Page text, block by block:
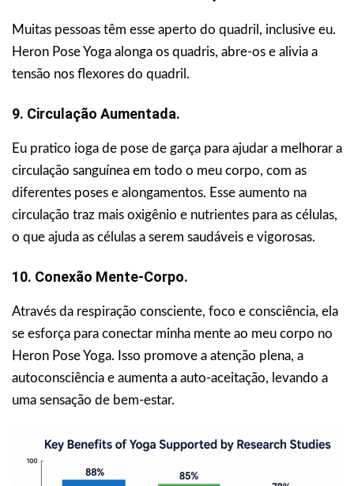
Muitas pessoas têm esse aperto do quadril, inclusive eu.
Heron Pose Yoga alonga os quadris, abre-os e alivia a
tensão nos flexores do quadril.
9. Circulação Aumentada.
Eu pratico ioga de pose de garça para ajudar a melhorar a
circulação sanguínea em todo o meu corpo, com as
diferentes poses e alongamentos. Esse aumento na
circulação traz mais oxigênio e nutrientes para as células,
o que ajuda as células a serem saudáveis e vigorosas.
10. Conexão Mente-Corpo.
Através da respiração consciente, foco e consciência, ela
se esforça para conectar minha mente ao meu corpo no
Heron Pose Yoga. Isso promove a atenção plena, a
autoconsciência e aumenta a auto-aceitação, levando a
uma sensação de bem-estar.